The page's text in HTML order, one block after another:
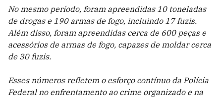
No mesmo período, foram apreendidas 10 toneladas
de drogas e 190 armas de fogo, incluindo 17 fuzis.
Além disso, foram apreendidas cerca de 600 peças e
acessórios de armas de fogo, capazes de moldar cerca
de 30 fuzis.
Esses números refletem o esforço contínuo da Polícia
Federal no enfrentamento ao crime organizado e na